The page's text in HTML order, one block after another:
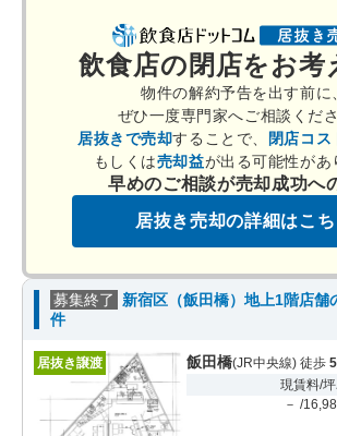
飲食店の閉店をお考
物件の解約予告を出す前に
ぜひ一度専門家へご相談くださ
居抜きで売却することで、 閉店コス
もしくは売却益が出る可能性があ
早めのご相談が売却成功へ
居抜き売却の詳細はこち
募集終了
新宿区（飯田橋）地上1階店舗
件
居抜き譲渡 飯田橋(JR中央線) 徒歩
現賃料/
－ /